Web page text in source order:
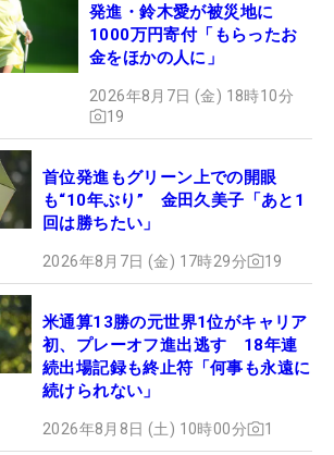
発進・鈴木愛が被災地に
1000万円寄付「もらったお
金をほかの人に」
2026年8月7日 (金) 18時10分
19
首位発進もグリーン上での開眼
も“10年ぶり” 金田久美子「あと1
回は勝ちたい」
2026年8月7日 (金) 17時29分 19
米通算13勝の元世界1位がキャリア
初、プレーオフ進出逃す 18年連
続出場記録も終止符「何事も永遠に
続けられない」
2026年8月8日 (土) 10時00分 1